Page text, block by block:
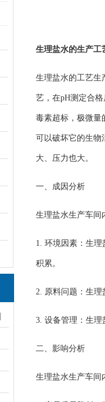
生理盐水的生产工
生理盐水的工艺生
艺，在pH测定合
毒素超标，极微量
可以破坏它的生物
大、压力也大。
一、成因分析
生理盐水生产车间
1. 环境因素：生
积累。
2. 原料问题：生
3. 设备管理：生
二、影响分析
生理盐水生产车间